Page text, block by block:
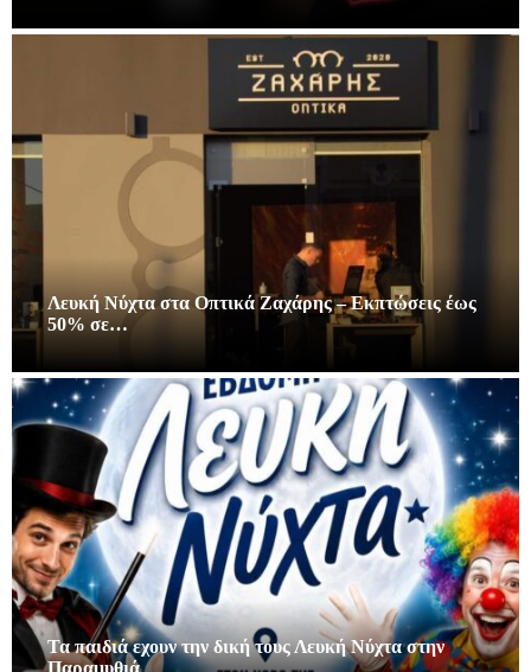
Λευκή Νύχτα στα Οπτικά Ζαχάρης – Εκπτώσεις έως
50% σε…
Τα παιδιά εχουν την δική τους Λευκή Νύχτα στην
Παραμυθιά